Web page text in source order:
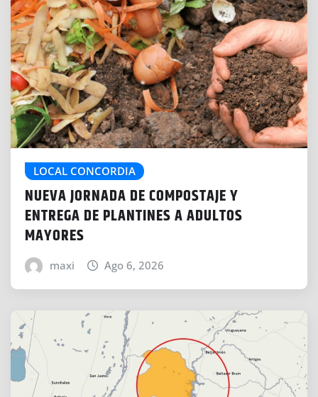
.
.
LOCAL CONCORDIA
NUEVA JORNADA DE COMPOSTAJE Y
ENTREGA DE PLANTINES A ADULTOS
MAYORES
maxi Ago 6, 2026